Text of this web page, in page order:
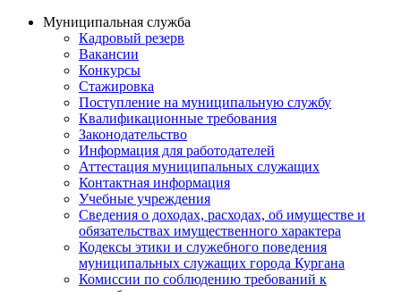
Муниципальная служба
Кадровый резерв
Вакансии
Конкурсы
Стажировка
Поступление на муниципальную службу
Квалификационные требования
Законодательство
Информация для работодателей
Аттестация муниципальных служащих
Контактная информация
Учебные учреждения
Сведения о доходах, расходах, об имуществе и
обязательствах имущественного характера
Кодексы этики и служебного поведения
муниципальных служащих города Кургана
Комиссии по соблюдению требований к